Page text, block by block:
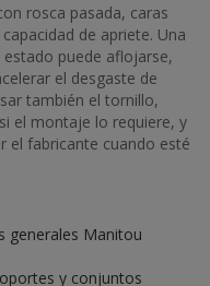
rosca pasada, caras
de apriete. Una
puede aflojarse,
el desgaste de
también el tornillo,
el montaje lo requiere, y
el fabricante cuando esté
generales Manitou
y conjuntos